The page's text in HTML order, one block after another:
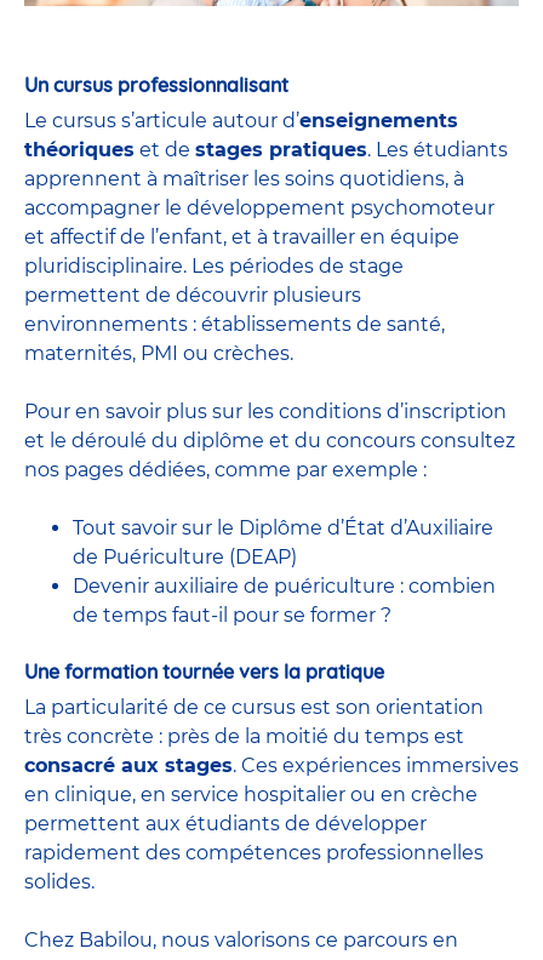
Un cursus professionnalisant
Le cursus s’articule autour d’enseignements
théoriques et de stages pratiques. Les étudiants
apprennent à maîtriser les soins quotidiens, à
accompagner le développement psychomoteur
et affectif de l’enfant, et à travailler en équipe
pluridisciplinaire. Les périodes de stage
permettent de découvrir plusieurs
environnements : établissements de santé,
maternités, PMI ou crèches.
Pour en savoir plus sur les conditions d’inscription
et le déroulé du diplôme et du concours consultez
nos pages dédiées, comme par exemple :
Tout savoir sur le Diplôme d’État d’Auxiliaire
de Puériculture (DEAP)
Devenir auxiliaire de puériculture : combien
de temps faut-il pour se former ?
Une formation tournée vers la pratique
La particularité de ce cursus est son orientation
très concrète : près de la moitié du temps est
consacré aux stages. Ces expériences immersives
en clinique, en service hospitalier ou en crèche
permettent aux étudiants de développer
rapidement des compétences professionnelles
solides.
Chez Babilou, nous valorisons ce parcours en